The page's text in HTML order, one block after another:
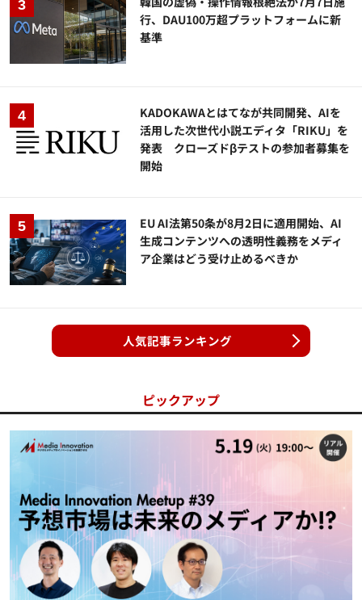
行、DAU100万超プラットフォームに新
基準
KADOKAWAとはてなが共同開発、AIを
活用した次世代小説エディタ「RIKU」を
発表 クローズドβテストの参加者募集を
開始
EU AI法第50条が8月2日に適用開始、AI
生成コンテンツへの透明性義務をメディ
ア企業はどう受け止めるべきか
人気記事ランキング
ピックアップ